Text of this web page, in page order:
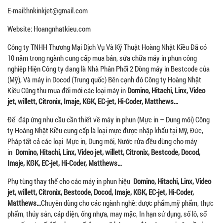
E-mail:hnkinkjet@gmail.com
Website: Hoangnhatkieu.com
Công ty TNHH Thương Mại Dịch Vụ Và Kỹ Thuật Hoàng Nhật Kiều Đã có
10 năm trong ngành cung cấp mua bán, sửa chữa máy in phun công
nghiêp Hiện Công ty đang là Nhà Phân Phối 2 Dòng máy in Bestcode của
(Mỹ), Và máy in Docod (Trung quốc) Bên cạnh đó Công ty Hoàng Nhật
Kiều Cũng thu mua đổi mới các loại máy in Domino, Hitachi, Linx, Video
jet, willett, Citronix, Imaje, KGK, EC-jet, Hi-Coder, Matthews…
Để đáp ứng nhu cầu cần thiết về máy in phun (Mực in – Dung môi) Công
ty Hoàng Nhật Kiều cung cấp là loại mực được nhập khẩu tại Mỹ, Đức,
Pháp tất cả các loại Mực in, Dung môi, Nước rửa đều dùng cho máy
in Domino, Hitachi, Linx, Video jet, willett, Citronix, Bestcode, Docod,
Imaje, KGK, EC-jet, Hi-Coder, Matthews…
Phụ tùng thay thế cho các máy in phun hiệu Domino, Hitachi, Linx, Video
jet, willett, Citronix, Bestcode, Docod, Imaje, KGK, EC-jet, Hi-Coder,
Matthews…Chuyên dùng cho các ngành nghề: dược phẩm,mỹ phẩm, thực
phẩm, thủy sản, cáp điện, ống nhựa, may mặc, In hạn sử dụng, số lô, số